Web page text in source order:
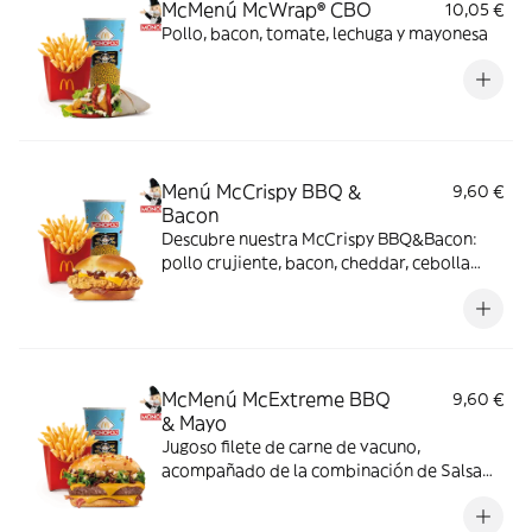
McMenú McWrap® CBO
10,05 €
Pollo, bacon, tomate, lechuga y mayonesa
Menú McCrispy BBQ &
Bacon
9,60 €
Descubre nuestra McCrispy BBQ&Bacon:
pollo crujiente, bacon, cheddar, cebolla
harina de trigo con copos de patata. ¡Sabor
McMenú McExtreme BBQ
& Mayo
9,60 €
Jugoso filete de carne de vacuno,
acompañado de la combinación de Salsa
doble de cheddar, lechuga fresca y tiras de